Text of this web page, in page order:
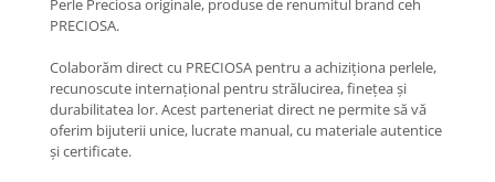
Perle Preciosa originale, produse de renumitul brand ceh
PRECIOSA.
Colaborăm direct cu PRECIOSA pentru a achiziționa perlele,
recunoscute internațional pentru strălucirea, finețea și
durabilitatea lor. Acest parteneriat direct ne permite să vă
oferim bijuterii unice, lucrate manual, cu materiale autentice
și certificate.